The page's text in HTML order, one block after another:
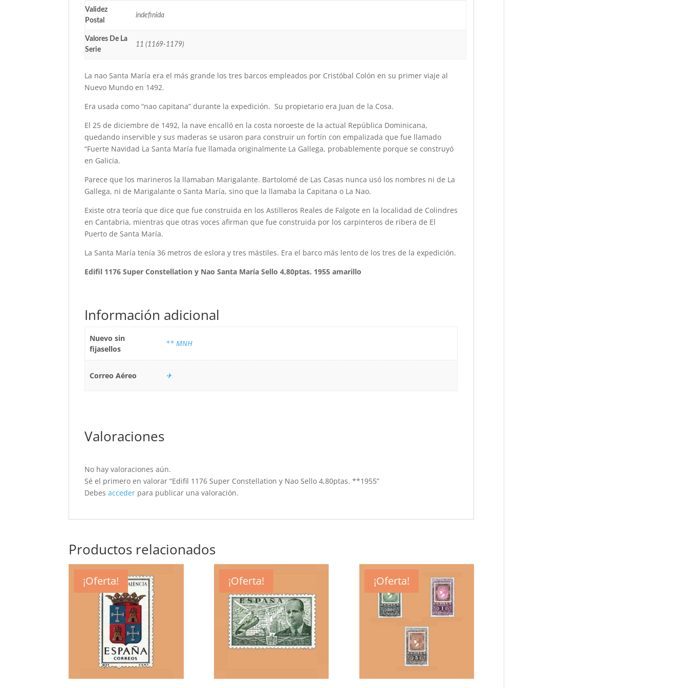
Validez
Postal
indefinida
Valores De La
Serie
11 (1169-1179)
La nao Santa María era el más grande los tres barcos empleados por Cristóbal Colón en su primer viaje al
Nuevo Mundo en 1492.
Era usada como “nao capitana” durante la expedición. Su propietario era Juan de la Cosa.
El 25 de diciembre de 1492, la nave encalló en la costa noroeste de la actual República Dominicana,
quedando inservible y sus maderas se usaron para construir un fortín con empalizada que fue llamado
“Fuerte Navidad La Santa María fue llamada originalmente La Gallega, probablemente porque se construyó
en Galicia.
Parece que los marineros la llamaban Marigalante. Bartolomé de Las Casas nunca usó los nombres ni de La
Gallega, ni de Marigalante o Santa María, sino que la llamaba la Capitana o La Nao.
Existe otra teoría que dice que fue construida en los Astilleros Reales de Falgote en la localidad de Colindres
en Cantabria, mientras que otras voces afirman que fue construida por los carpinteros de ribera de El
Puerto de Santa María.
La Santa María tenía 36 metros de eslora y tres mástiles. Era el barco más lento de los tres de la expedición.
Edifil 1176 Super Constellation y Nao Santa María Sello 4,80ptas. 1955 amarillo
Información adicional
Nuevo sin
fijasellos
** MNH
Correo Aéreo ✈
Valoraciones
No hay valoraciones aún.
Sé el primero en valorar “Edifil 1176 Super Constellation y Nao Sello 4,80ptas. **1955”
Debesacceder para publicar una valoración.
Productos relacionados
¡Oferta! ¡Oferta! ¡Oferta!